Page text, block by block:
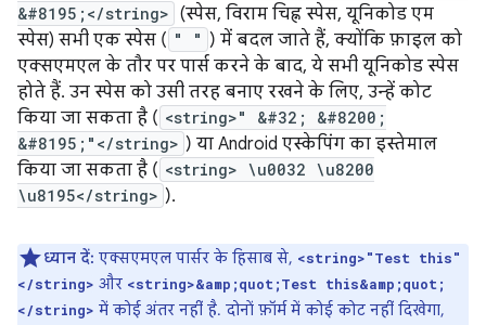
&#8195;</string> (स्पेस, विराम चिह्न स्पेस, यूनिकोड एम
स्पेस) सभी एक स्पेस ( " " ) में बदल जाते हैं, क्योंकि फ़ाइल को
एक्सएमएल के तौर पर पार्स करने के बाद, ये सभी यूनिकोड स्पेस
होते हैं. उन स्पेस को उसी तरह बनाए रखने के लिए, उन्हें कोट
किया जा सकता है ( <string>" &#32; &#8200;
&#8195;"</string> ) या Android एस्केपिंग का इस्तेमाल
किया जा सकता है ( <string> \u0032 \u8200
\u8195</string> ).
ध्यान दें: एक्सएमएल पार्सर के हिसाब से, <string>"Test this"
</string> और <string>&amp;quot;Test this&amp;quot;
</string> में कोई अंतर नहीं है. दोनों फ़ॉर्म में कोई कोट नहीं दिखेगा,